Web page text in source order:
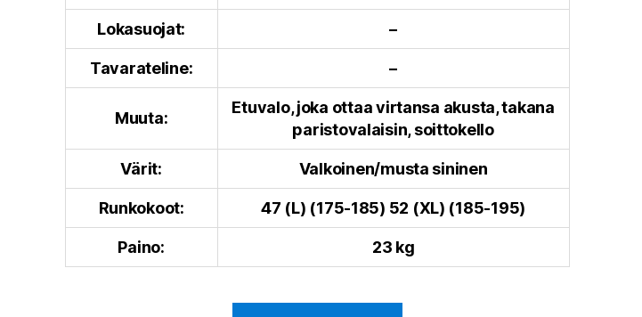
Lokasuojat: –
Tavarateline: –
Muuta:
Etuvalo, joka ottaa virtansa akusta, takana
paristovalaisin, soittokello
Värit: Valkoinen/musta sininen
Runkokoot: 47 (L) (175-185) 52 (XL) (185-195)
Paino: 23 kg